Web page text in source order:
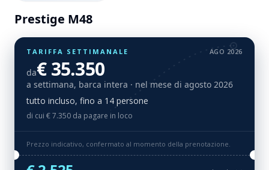
Prestige M48
TARIFFA SETTIMANALE AGO 2026
da€ 35.350
a settimana, barca intera · nel mese di agosto 2026
tutto incluso, fino a 14 persone
di cui € 7.350 da pagare in loco
Prezzo indicativo, confermato al momento della prenotazione.